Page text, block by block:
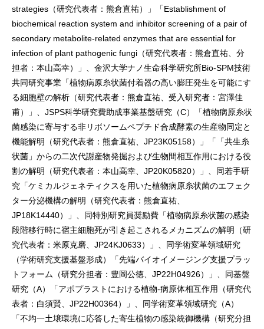
strategies（研究代表者：熊倉直祐）」「Establishment of
biochemical reaction system and inhibitor screening of a pair of
secondary metabolite-related enzymes that are essential for
infection of plant pathogenic fungi（研究代表者：熊倉直祐、分
担者：本山高幸）」、金沢大学ナノ生命科学研究所Bio-SPM技術
共同研究事業「植物病原糸状菌付着器の高い膨圧発生を可能にす
る細胞壁の解析（研究代表者：熊倉直祐、受入研究者：宮澤佳
甫）」、JSPS科学研究費助成事業基盤研究（C）「植物病原糸状
菌感染に寄与する非リボソームペプチド合成酵素の生産物同定と
機能解明（研究代表者：熊倉直祐、JP23K05158）」「「共生糸
状菌」からの二次代謝産物発掘および生物間相互作用における役
割の解明（研究代表者：本山高幸、JP20K05820）」、同若手研
究「ケミカルジェネティクスを用いた植物病原糸状菌のエフェク
ター分泌機構の解明（研究代表者：熊倉直祐、
JP18K14440）」、同特別研究員奨励費「植物病原糸状菌の感染
段階移行時に宿主細胞死が引き起こされるメカニズムの解明（研
究代表者：米原克磨、JP24KJ0633）」、同学術変革領域研究
（学術研究支援基盤形成）「先端バイオイメージング支援プラッ
トフォーム（研究分担者：豊岡公徳、JP22H04926）」、同基盤
研究（A）「アポプラストにおける植物-病原体相互作用（研究代
表者：白須賢、JP22H00364）」、同学術変革領域研究（A）
「不均一土壌環境に応答した寄生植物の感染統御機構（研究分担